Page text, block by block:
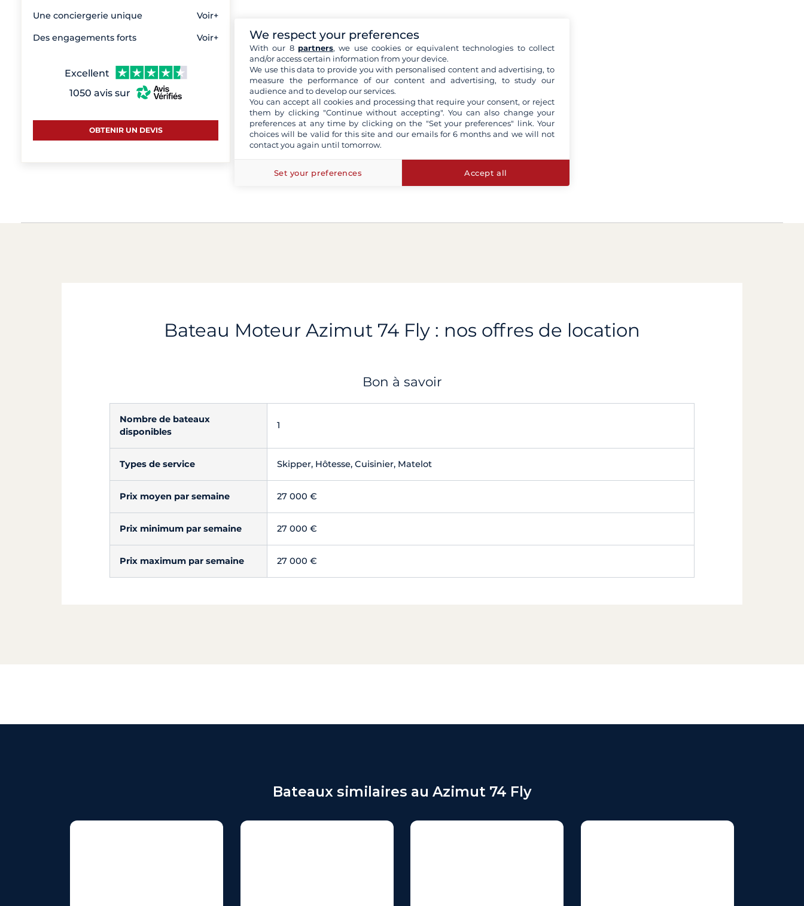
Une conciergerie unique Voir+
Des engagements forts Voir+
Excellent
1050 avis sur
OBTENIR UN DEVIS
Bateau Moteur Azimut 74 Fly : nos offres de location
Bon à savoir
Nombre de bateaux
disponibles
1
Types de service Skipper, Hôtesse, Cuisinier, Matelot
Prix moyen par semaine 27 000 €
Prix minimum par semaine 27 000 €
Prix maximum par semaine 27 000 €
Bateaux similaires au Azimut 74 Fly
We respect your preferences
With our 8 partners, we use cookies or equivalent technologies to collect
and/or access certain information from your device.
We use this data to provide you with personalised content and advertising, to
measure the performance of our content and advertising, to study our
audience and to develop our services.
You can accept all cookies and processing that require your consent, or reject
them by clicking "Continue without accepting". You can also change your
preferences at any time by clicking on the "Set your preferences" link. Your
choices will be valid for this site and our emails for 6 months and we will not
contact you again until tomorrow.
Set your preferences Accept all